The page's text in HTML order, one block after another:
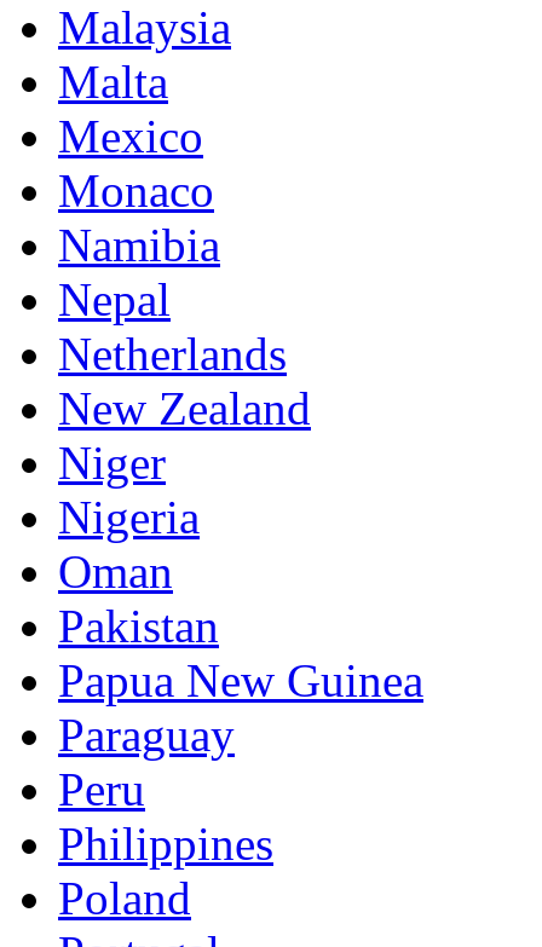
Malaysia
Malta
Mexico
Monaco
Namibia
Nepal
Netherlands
New Zealand
Niger
Nigeria
Oman
Pakistan
Papua New Guinea
Paraguay
Peru
Philippines
Poland